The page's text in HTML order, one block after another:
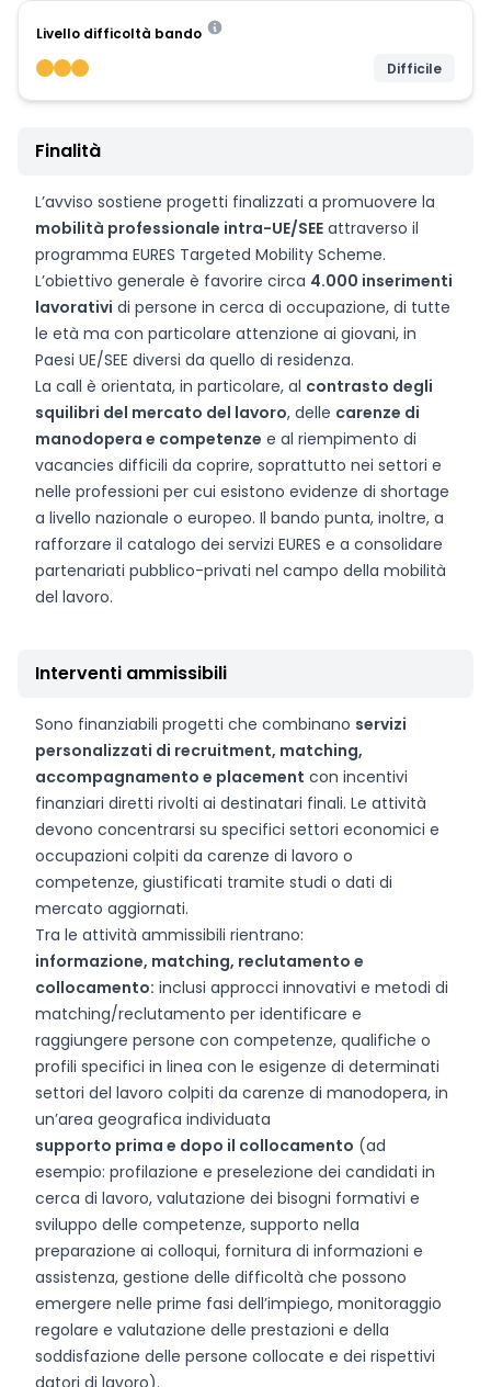
Livello difficoltà bando
Difficile
Finalità
L’avviso sostiene progetti finalizzati a promuovere la
mobilità professionale intra-UE/SEE attraverso il
programma EURES Targeted Mobility Scheme.
L’obiettivo generale è favorire circa 4.000 inserimenti
lavorativi di persone in cerca di occupazione, di tutte
le età ma con particolare attenzione ai giovani, in
Paesi UE/SEE diversi da quello di residenza.
La call è orientata, in particolare, al contrasto degli
squilibri del mercato del lavoro, delle carenze di
manodopera e competenze e al riempimento di
vacancies difficili da coprire, soprattutto nei settori e
nelle professioni per cui esistono evidenze di shortage
a livello nazionale o europeo. Il bando punta, inoltre, a
rafforzare il catalogo dei servizi EURES e a consolidare
partenariati pubblico-privati nel campo della mobilità
del lavoro.
Interventi ammissibili
Sono finanziabili progetti che combinano servizi
personalizzati di recruitment, matching,
accompagnamento e placement con incentivi
finanziari diretti rivolti ai destinatari finali. Le attività
devono concentrarsi su specifici settori economici e
occupazioni colpiti da carenze di lavoro o
competenze, giustificati tramite studi o dati di
mercato aggiornati.
Tra le attività ammissibili rientrano:
informazione, matching, reclutamento e
collocamento: inclusi approcci innovativi e metodi di
matching/reclutamento per identificare e
raggiungere persone con competenze, qualifiche o
profili specifici in linea con le esigenze di determinati
settori del lavoro colpiti da carenze di manodopera, in
un’area geografica individuata
supporto prima e dopo il collocamento (ad
esempio: profilazione e preselezione dei candidati in
cerca di lavoro, valutazione dei bisogni formativi e
sviluppo delle competenze, supporto nella
preparazione ai colloqui, fornitura di informazioni e
assistenza, gestione delle difficoltà che possono
emergere nelle prime fasi dell’impiego, monitoraggio
regolare e valutazione delle prestazioni e della
soddisfazione delle persone collocate e dei rispettivi
datori di lavoro).